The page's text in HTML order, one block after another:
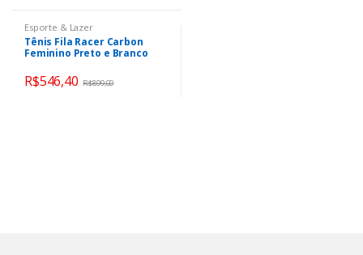
Esporte & Lazer
Tênis Fila Racer Carbon
Feminino Preto e Branco
R$546,40 R$899,00